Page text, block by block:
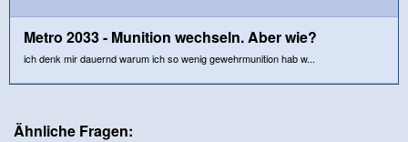
Metro 2033 - Munition wechseln. Aber wie?
ich denk mir dauernd warum ich so wenig gewehrmunition hab w...
Ähnliche Fragen: